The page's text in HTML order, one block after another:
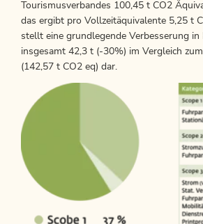
Tourismusverbandes 100,45 t CO2
das ergibt pro Vollzeitäquivalente 5,25 t
stellt eine grundlegende Verbesserung in
insgesamt 42,3 t (-30%) im Vergleich
(142,57 t CO2 eq) dar.